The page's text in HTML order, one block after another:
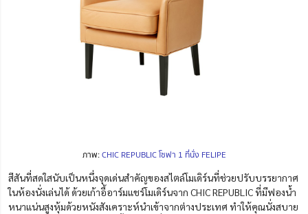
ภาพ:CHIC REPUBLIC โซฟา 1 ที่นั่ง FELIPE
สีสันที่สดใสนับเป็นหนึ่งจุดเด่นสำคัญของสไตล์โมเดิร์นที่ช่วยปรับบรรยากาศ
ในห้องนั่งเล่นได้ ด้วยเก้าอี้อาร์มแชร์โมเดิร์นจาก CHIC REPUBLIC ที่มีฟองน้ำ
หนาแน่นสูงหุ้มด้วยหนังสังเคราะห์นำเข้าจากต่างประเทศ ทำให้คุณนั่งสบาย